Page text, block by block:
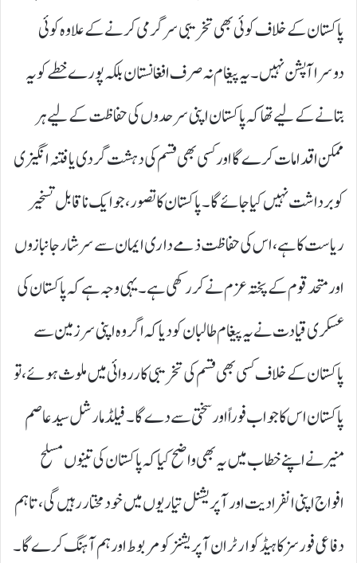
پاکستان کے خلاف کوئی بھی تخریبی سرگرمی کرنے کے علاوہ کوئی
دوسرا آپشن نہیں۔ یہ پیغام نہ صرف افغانستان بلکہ پورے خطے کو یہ
بتانے کے لیے تھا کہ پاکستان اپنی سرحدوں کی حفاظت کے لیے ہر
ممکن اقدامات کرے گا اور کسی بھی قسم کی دہشت گردی یا فتنہ انگیزی
کو برداشت نہیں کیا جائے گا۔ پاکستان کا تصور، جو ایک ناقابل تسخیر
ریاست کا ہے، اس کی حفاظت ذمے داری ایمان سے سرشار جانبازوں
اور متحد قوم کے پختہ عزم نے کر رکھی ہے۔ یہی وجہ ہے کہ پاکستان کی
عسکری قیادت نے یہ پیغام طالبان کو دیا کہ اگر وہ اپنی سرزمین سے
پاکستان کے خلاف کسی بھی قسم کی تخریبی کارروائی میں ملوث ہوئے، تو
پاکستان اس کا جواب فوراً اور سختی سے دے گا۔ فیلڈ مارشل سید عاصم
منیر نے اپنے خطاب میں یہ بھی واضح کیا کہ پاکستان کی تینوں مسلح
افواج اپنی انفرادیت اور آپریشنل تیاریوں میں خودمختار رہیں گی، تاہم
دفاعی فورسز کا ہیڈکوارٹر ان آپریشنز کو مربوط اور ہم آہنگ کرے گا۔